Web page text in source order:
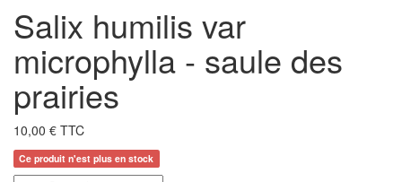
Salix humilis var
microphylla - saule des
prairies
10,00 € TTC
Ce produit n'est plus en stock